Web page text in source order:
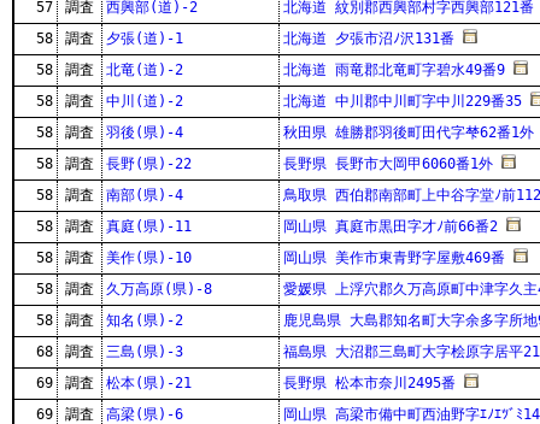
57
調査 西興部(道)-2
北海道 紋別郡西興部村字西興部121番
58
調査 夕張(道)-1
北海道 夕張市沼ﾉ沢131番
58
調査 北竜(道)-2
北海道 雨竜郡北竜町字碧水49番9
58
調査 中川(道)-2
北海道 中川郡中川町字中川229番35
58
調査 羽後(県)-4
秋田県 雄勝郡羽後町田代字梺62番1外
58
調査 長野(県)-22
長野県 長野市大岡甲6060番1外
58
調査 南部(県)-4
鳥取県 西伯郡南部町上中谷字堂ﾉ前
58
調査 真庭(県)-11
岡山県 真庭市黒田字才ﾉ前66番2
58
調査 美作(県)-10
岡山県 美作市東青野字屋敷469番
58
調査 久万高原(県)-8
愛媛県 上浮穴郡久万高原町中津字久
58
調査 知名(県)-2
鹿児島県 大島郡知名町大字余多字所
68
調査 三島(県)-3
福島県 大沼郡三島町大字桧原字居平
69
調査 松本(県)-21
長野県 松本市奈川2495番
69
調査 高梁(県)-6
岡山県 高梁市備中町西油野字ｴﾉｴﾂﾞﾐ